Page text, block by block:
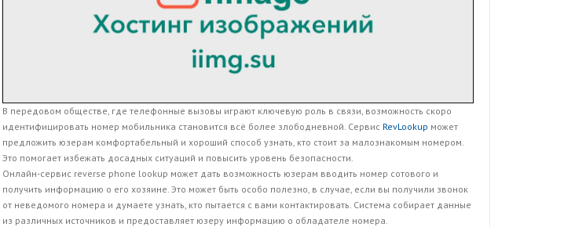
В передовом обществе, где телефонные вызовы играют ключевую роль в связи, возможность скоро
идентифицировать номер мобильника становится всё более злободневной. Сервис RevLookup может
предложить юзерам комфортабельный и хороший способ узнать, кто стоит за малознакомым номером.
Это помогает избежать досадных ситуаций и повысить уровень безопасности.
Онлайн-сервис reverse phone lookup может дать возможность юзерам вводить номер сотового и
получить информацию о его хозяине. Это может быть особо полезно, в случае, если вы получили звонок
от неведомого номера и думаете узнать, кто пытается с вами контактировать. Система собирает данные
из различных источников и предоставляет юзеру информацию о обладателе номера.